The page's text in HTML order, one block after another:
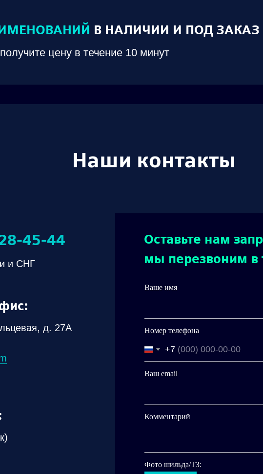
В НАЛИЧИИ И ПОД ЗАКАЗ
цену в течение 10 минут
Наши контакты
Оставьте нам
мы перезвоним в
и СНГ
Ваше имя
Номер телефона
+7
Ваш email
Комментарий
Фото шильда/ТЗ:
45-44
д. 27А